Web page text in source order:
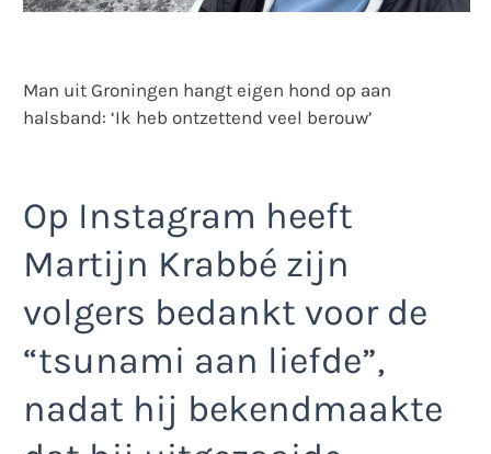
Man uit Groningen hangt eigen hond op aan
halsband: ‘Ik heb ontzettend veel berouw’
Op Instagram heeft
Martijn Krabbé zijn
volgers bedankt voor de
“tsunami aan liefde”,
nadat hij bekendmaakte